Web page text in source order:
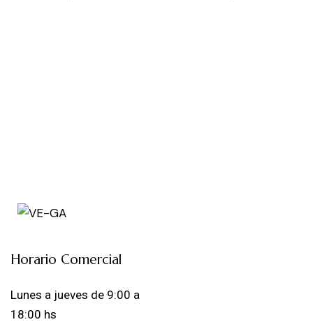
Horario Comercial
Lunes a jueves de 9:00 a
18:00 hs